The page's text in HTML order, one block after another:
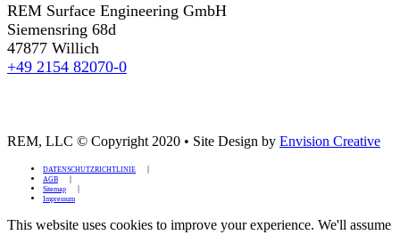
REM Surface Engineering GmbH
Siemensring 68d
47877 Willich
+49 2154 82070-0
REM, LLC © Copyright 2020 • Site Design by Envision Creative
DATENSCHUTZRICHTLINIE
AGB
Sitemap
Impressum
This website uses cookies to improve your experience. We'll assume